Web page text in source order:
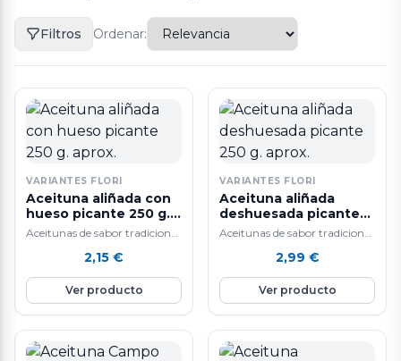
Filtros Ordenar:
VARIANTES FLORI
Aceituna aliñada con
hueso picante 250 g.
aprox.
Aceitunas de sabor tradicional
2,15 €
Ver producto
VARIANTES FLORI
Aceituna aliñada
deshuesada picante
250 g. aprox.
Aceitunas de sabor tradicional
2,99 €
Ver producto